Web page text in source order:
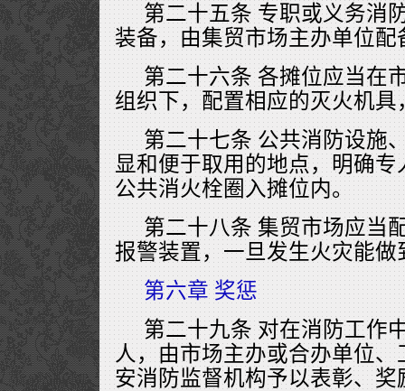
第二十五条 专职或义务消
装备，由集贸市场主办单位配
第二十六条 各摊位应当在
组织下，配置相应的灭火机
第二十七条 公共消防设施
显和便于取用的地点，明确
公共消火栓圈入摊位内。
第二十八条 集贸市场应当
报警装置，一旦发生火灾能做
第六章 奖惩
第二十九条 对在消防工作
人，由市场主办或合办单位
安消防监督机构予以表彰、奖